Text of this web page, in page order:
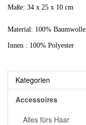
Maße: 34 x 25 x 10 cm
Material: 100% Baumwolle
Innen : 100% Polyester
Kategorien
Accessoires
Alles fürs Haar